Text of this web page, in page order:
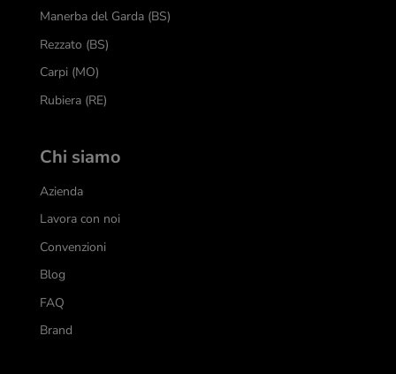
Manerba del Garda (BS)
Rezzato (BS)
Carpi (MO)
Rubiera (RE)
Chi siamo
Azienda
Lavora con noi
Convenzioni
Blog
FAQ
Brand